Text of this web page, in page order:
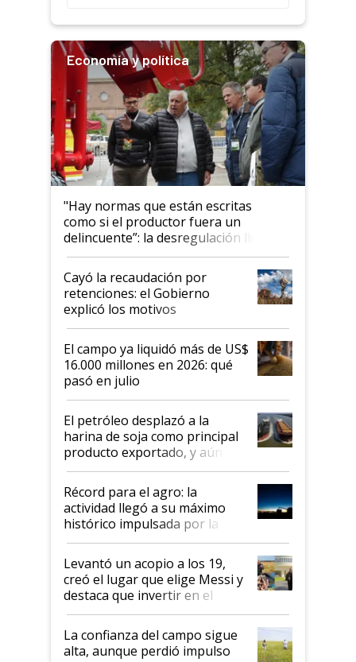
Economía y política
"Hay normas que están escritas
como si el productor fuera un
delincuente”: la desregulación llegó
al Congreso Aapresid y hasta se
habló del financiamiento al IPCVA
Cayó la recaudación por
retenciones: el Gobierno
explicó los motivos
El campo ya liquidó más de US$
16.000 millones en 2026: qué
pasó en julio
El petróleo desplazó a la
harina de soja como principal
producto exportado, y aún así
el agro aportó casi seis de cada
diez dólares y sostuvo el
liderazgo en un semestre
récord
Récord para el agro: la
actividad llegó a su máximo
histórico impulsada por la
cosecha y las exportaciones
Levantó un acopio a los 19,
creó el lugar que elige Messi y
destaca que invertir en el
kirchnerismo era como "darle
plata a un hijo para droga":
Juan Félix Rossetti, el libertario
La confianza del campo sigue
alta, aunque perdió impulso